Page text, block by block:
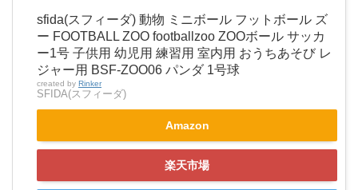
sfida(スフィーダ) 動物 ミニボール フットボール ズ
ー FOOTBALL ZOO footballzoo ZOOボール サッカ
ー1号 子供用 幼児用 練習用 室内用 おうちあそび レ
ジャー用 BSF-ZOO06 パンダ 1号球
created by Rinker
SFIDA(スフィーダ)
Amazon
楽天市場